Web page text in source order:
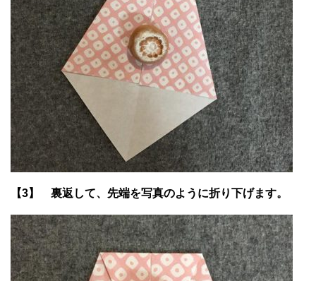
【3】 裏返して、先端を写真のように折り下げます。